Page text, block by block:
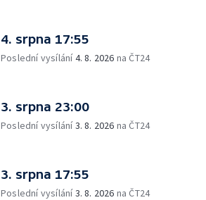
4. srpna 17:55
Poslední vysílání4. 8. 2026 na ČT24
3. srpna 23:00
Poslední vysílání3. 8. 2026 na ČT24
3. srpna 17:55
Poslední vysílání3. 8. 2026 na ČT24